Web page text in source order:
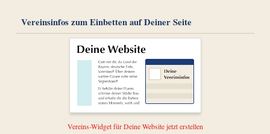
Vereinsinfos zum Einbetten auf Deiner Seite
Vereins-Widget für Deine Website jetzt erstellen